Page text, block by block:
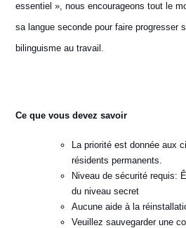
essentiel », nous encourageons tout le
sa langue seconde pour faire progresser
bilinguisme au travail.
Ce que vous devez savoir
La priorité est donnée aux
résidents permanents.
Niveau de sécurité requis:
du niveau secret
Aucune aide à la
Veuillez sauvegarder une